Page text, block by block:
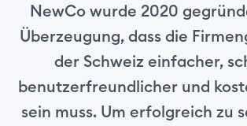
NewCo wurde 2020
Überzeugung, dass die
der Schweiz einfacher,
benutzerfreundlicher und
sein muss. Um erfolgreich zu